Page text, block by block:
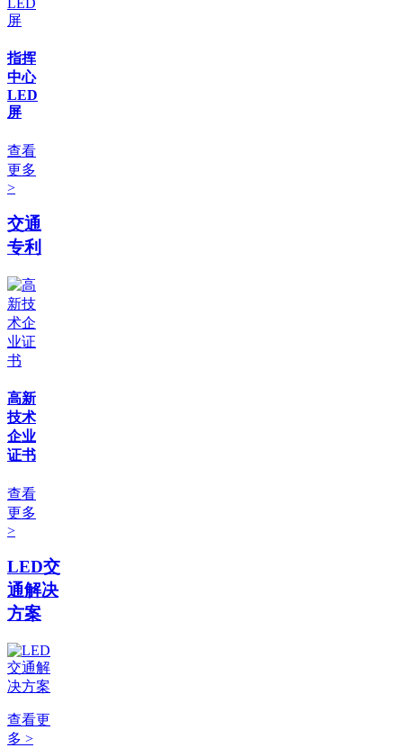
指挥
中心
LED
屏
查看
更多
>
交通
专利
高新
技术
企业
证书
查看
更多
>
LED交
通解决
方案
查看更
多 >